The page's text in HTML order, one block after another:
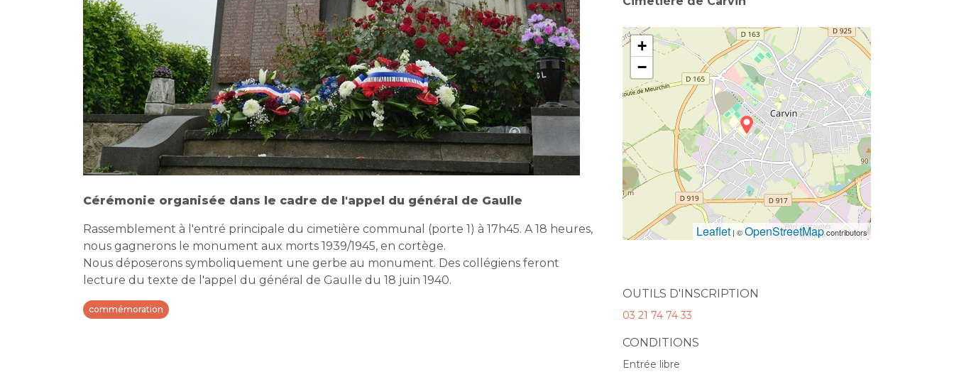
+
−
Leaflet | ©OpenStreetMapcontributors
OUTILS D'INSCRIPTION
03 21 74 74 33
CONDITIONS
Entrée libre
Cérémonie organisée dans le cadre de l'appel du général de Gaulle
Rassemblement à l'entré principale du cimetière communal (porte 1) à 17h45. A 18 heures,
nous gagnerons le monument aux morts 1939/1945, en cortège.
Nous déposerons symboliquement une gerbe au monument. Des collégiens feront
lecture du texte de l'appel du général de Gaulle du 18 juin 1940.
commémoration